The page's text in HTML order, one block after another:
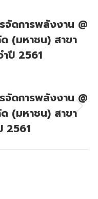
จัดการพลังงาน @
(มหาชน) สาขา
ำปี 2561
จัดการพลังงาน @
(มหาชน) สาขา
2561